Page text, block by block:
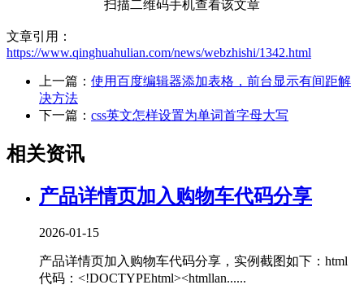
扫描二维码手机查看该文章
文章引用：
https://www.qinghuahulian.com/news/webzhishi/1342.html
上一篇： 使用百度编辑器添加表格，前台显示有间距解
决方法
下一篇： css英文怎样设置为单词首字母大写
相关资讯
产品详情页加入购物车代码分享
2026-01-15
产品详情页加入购物车代码分享，实例截图如下：html
代码：<!DOCTYPEhtml><htmllan......